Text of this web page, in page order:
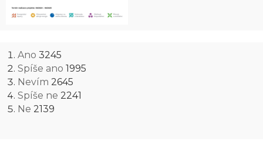
Ano 3245
Spíše ano 1995
Nevím 2645
Spíše ne 2241
Ne 2139